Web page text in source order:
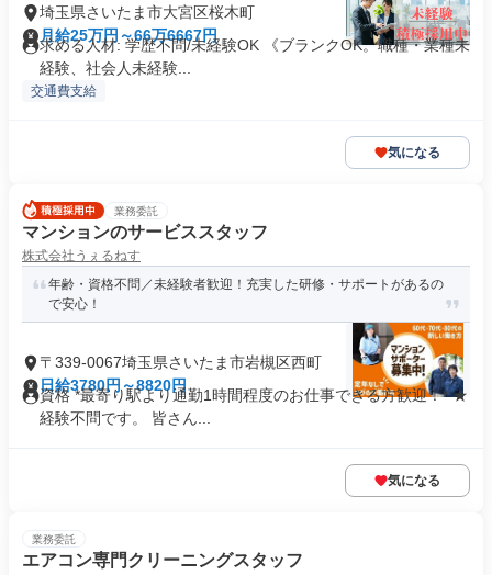
埼玉県さいたま市大宮区桜木町
月給25万円～66万6667円
求める人材: 学歴不問/未経験OK 《ブランクOK。職種・業種未
経験、社会人未経験...
交通費支給
気になる
業務委託
マンションのサービススタッフ
株式会社うぇるねす
年齢・資格不問／未経験者歓迎！充実した研修・サポートがあるの
で安心！
〒339-0067埼玉県さいたま市岩槻区西町
日給3780円～8820円
資格 *最寄り駅より通勤1時間程度のお仕事できる方歓迎！* ★
経験不問です。 皆さん...
気になる
業務委託
エアコン専門クリーニングスタッフ